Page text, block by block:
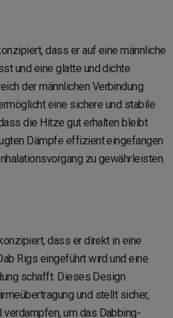
dass er auf eine männliche
und eine glatte und dichte
der männlichen Verbindung
eine sichere und stabile
die Hitze gut erhalten bleibt
Dämpfe effizient eingefangen
zu gewährleisten.
dass er direkt in eine
Rigs eingeführt wird und eine
schafft. Dieses Design
und stellt sicher,
um das Dabbing-